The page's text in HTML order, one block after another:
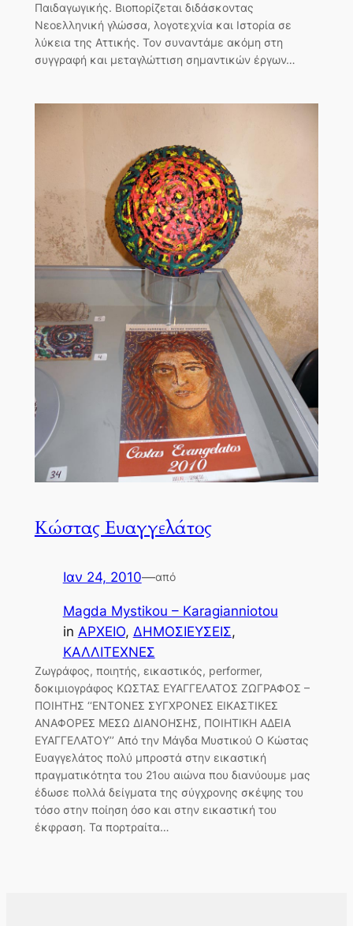
Παιδαγωγικής. Βιοπορίζεται διδάσκοντας
Νεοελληνική γλώσσα, λογοτεχνία και Ιστορία σε
λύκεια της Αττικής. Τον συναντάμε ακόμη στη
συγγραφή και μεταγλώττιση σημαντικών έργων…
Κώστας Ευαγγελάτος
Ιαν 24, 2010—από
Magda Mystikou – Karagianniotou
in ΑΡΧΕΙΟ, ΔΗΜΟΣΙΕΥΣΕΙΣ
ΚΑΛΛΙΤΕΧΝΕΣ
Ζωγράφος, ποιητής, εικαστικός, performer,
δοκιμιογράφος ΚΩΣΤΑΣ ΕΥΑΓΓΕΛΑΤΟΣ ΖΩΓΡΑΦΟΣ –
ΠΟΙΗΤΗΣ ‘‘ΕΝΤΟΝΕΣ ΣΥΓΧΡΟΝΕΣ ΕΙΚΑΣΤΙΚΕΣ
ΑΝΑΦΟΡΕΣ ΜΕΣΩ ΔΙΑΝΟΗΣΗΣ, ΠΟΙΗΤΙΚΗ ΑΔΕΙΑ
ΕΥΑΓΓΕΛΑΤΟΥ’’ Από την Μάγδα Μυστικού Ο Κώστας
Ευαγγελάτος πολύ μπροστά στην εικαστική
πραγματικότητα του 21ου αιώνα που διανύουμε μας
έδωσε πολλά δείγματα της σύγχρονης σκέψης του
τόσο στην ποίηση όσο και στην εικαστική του
έκφραση. Τα πορτραίτα…